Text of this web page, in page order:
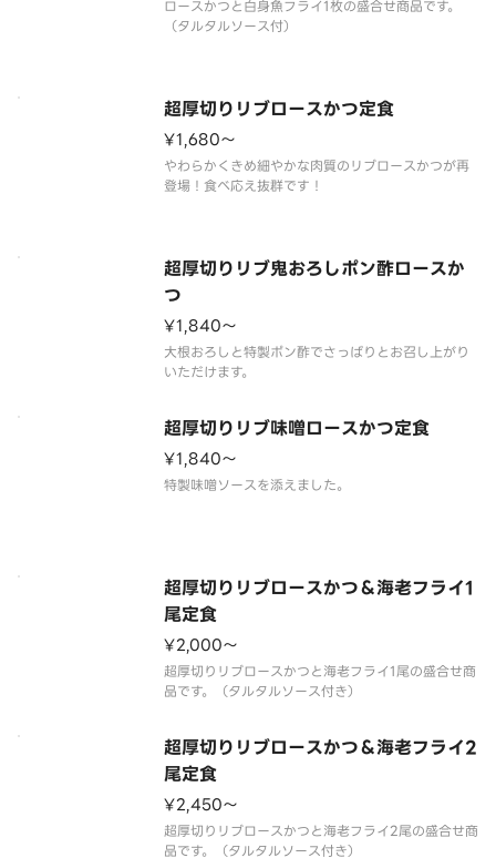
ロースかつと白身魚フライ1枚の盛合せ商品です。
超厚切りリブロースかつ定食
¥1,680〜
やわらかくきめ細やかな肉質のリブロースかつが再
超厚切りリブ鬼おろしポン酢ロースか
つ
¥1,840〜
大根おろしと特製ポン酢でさっぱりとお召し上がり
超厚切りリブ味噌ロースかつ定食
¥1,840〜
超厚切りリブロースかつ＆海老フライ1
尾定食
¥2,000〜
超厚切りリブロースかつと海老フライ1尾の盛合せ商
超厚切りリブロースかつ＆海老フライ2
尾定食
¥2,450〜
超厚切りリブロースかつと海老フライ2尾の盛合せ商